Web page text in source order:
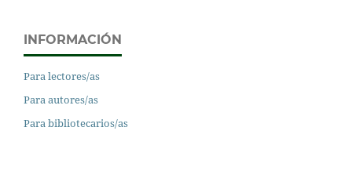
INFORMACIÓN
Para lectores/as
Para autores/as
Para bibliotecarios/as